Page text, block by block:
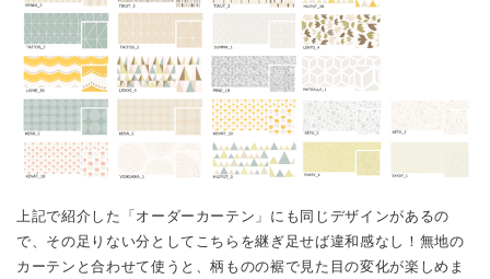
上記で紹介した「オーダーカーテン」にも同じデザインがあるの
で、その足りない分としてこちらを継ぎ足せば違和感なし！無地の
カーテンと合わせて使うと、柄ものの裾で見た目の変化が楽しめま